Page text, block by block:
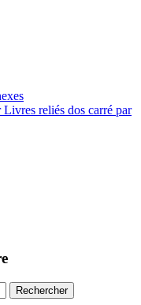
reliés dos carré par